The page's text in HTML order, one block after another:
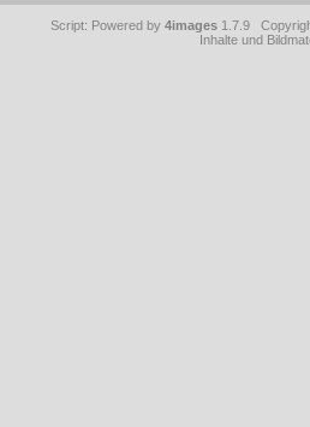
Script: Powered by 4images 1.7.9
Inhalte und